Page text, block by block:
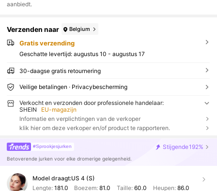
aanbiedt.
Verzenden naar Belgium
Gratis verzending
Geschatte levertijd: augustus 10 - augustus 17
30-daagse gratis retournering
Veilige betalingen · Privacybescherming
Verkocht en verzonden door professionele handelaar:
SHEIN
EU-magazijn
Informatie en verplichtingen van de verkoper
klik hier om deze verkoper en/of product te rapporteren.
#Sprookjesjurken Stijgende192%
Betoverende jurken voor elke dromerige gelegenheid.
Model draagt:US 4 (S)
Lengte: 181.0 Boezem:81.0 Taille: 60.0 Heupen: 86.0